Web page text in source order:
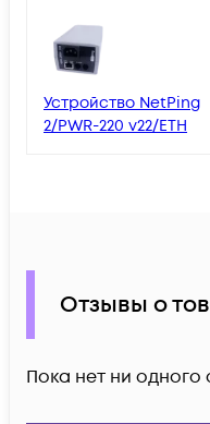
Устройство NetPing
2/PWR-220 v22/ETH
Отзывы о
Пока нет ни одного